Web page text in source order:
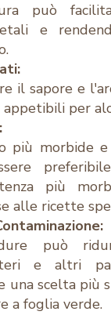
può
e
il sapore e
per
più morbide
più
alle ricette
può
e altri
scelta più
a foglia verde.